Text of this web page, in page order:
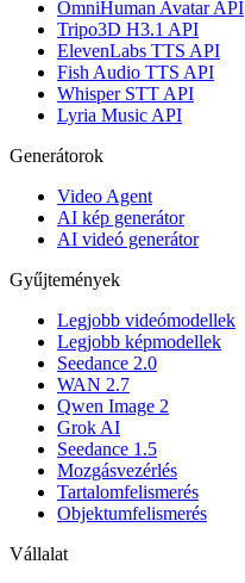
OmniHuman Avatar API
Tripo3D H3.1 API
ElevenLabs TTS API
Fish Audio TTS API
Whisper STT API
Lyria Music API
Generátorok
Video Agent
AI kép generátor
AI videó generátor
Gyűjtemények
Legjobb videómodellek
Legjobb képmodellek
Seedance 2.0
WAN 2.7
Qwen Image 2
Grok AI
Seedance 1.5
Mozgásvezérlés
Tartalomfelismerés
Objektumfelismerés
Vállalat